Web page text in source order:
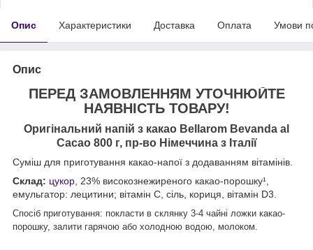
Опис Характеристики Доставка Оплата Умови
Опис
ПЕРЕД ЗАМОВЛЕННЯМ УТОЧНЮЙТЕ
НАЯВНІСТЬ ТОВАРУ!
Оригінальний напій з какао Bellarom Bevanda al
Cacao 800 г, пр-во Німеччина з Італії
Суміш для приготування какао-напої з додаванням вітамінів.
Склад: цукор , 23% високознежиреного какао-порошку¹,
емульгатор: лецитини; вітамін С, сіль, кориця, вітамін D3.
Спосіб приготування: покласти в склянку 3-4 чайні ложки какао-
порошку, залити гарячою або холодною водою, молоком.